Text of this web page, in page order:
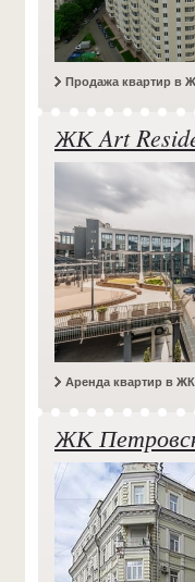
Продажа квартир в
ЖК Art
Аренда квартир в
ЖК